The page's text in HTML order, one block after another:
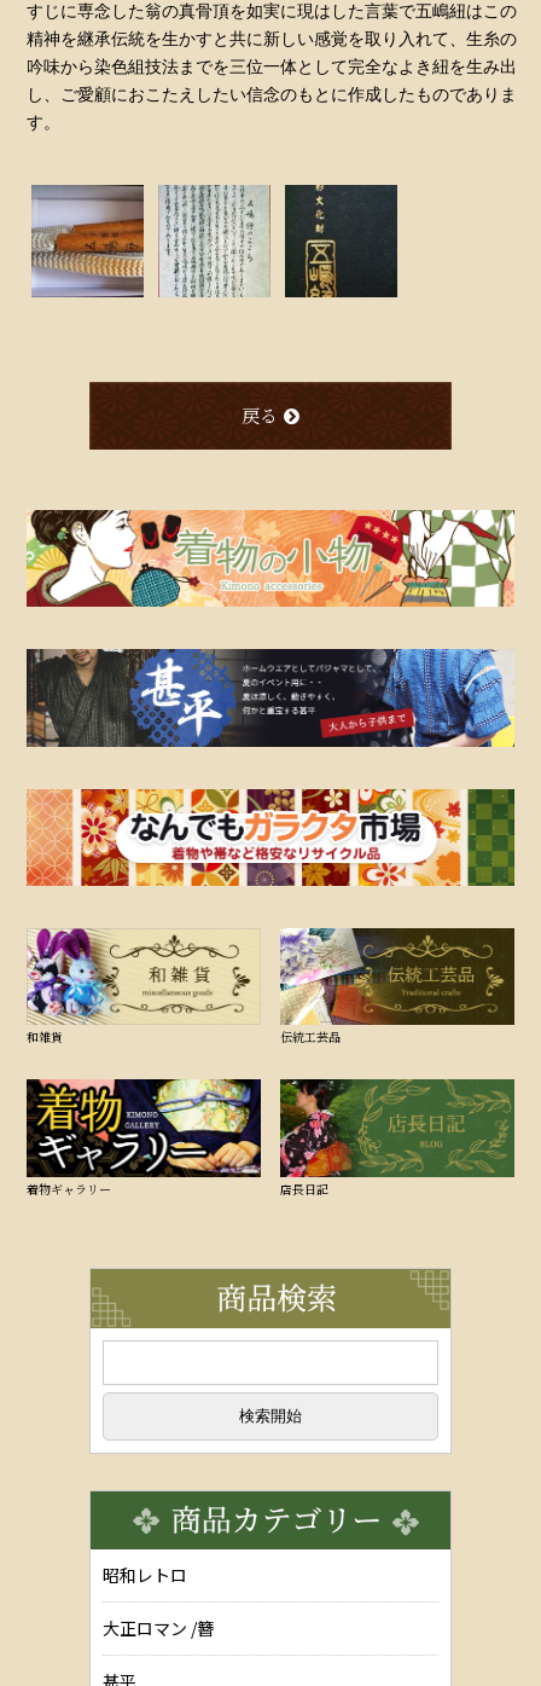
すじに専念した翁の真骨頂を如実に現はした言葉で五嶋紐はこの
精神を継承伝統を生かすと共に新しい感覚を取り入れて、生糸の
吟味から染色組技法までを三位一体として完全なよき紐を生み出
し、ご愛顧におこたえしたい信念のもとに作成したものでありま
す。
戻る
和雑貨 伝統工芸品
着物ギャラリー 店長日記
昭和レトロ
大正ロマン /簪